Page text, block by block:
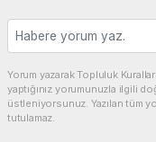
Yorum yazarak Topluluk
yaptığınız yorumunuzla ilgili
üstleniyorsunuz. Yazılan tüm
tutulamaz.